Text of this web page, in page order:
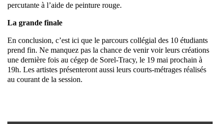
percutante à l’aide de peinture rouge.
La grande finale
En conclusion, c’est ici que le parcours collégial des 10 étudiants
prend fin. Ne manquez pas la chance de venir voir leurs créations
une dernière fois au cégep de Sorel-Tracy, le 19 mai prochain à
19h. Les artistes présenteront aussi leurs courts-métrages réalisés
au courant de la session.